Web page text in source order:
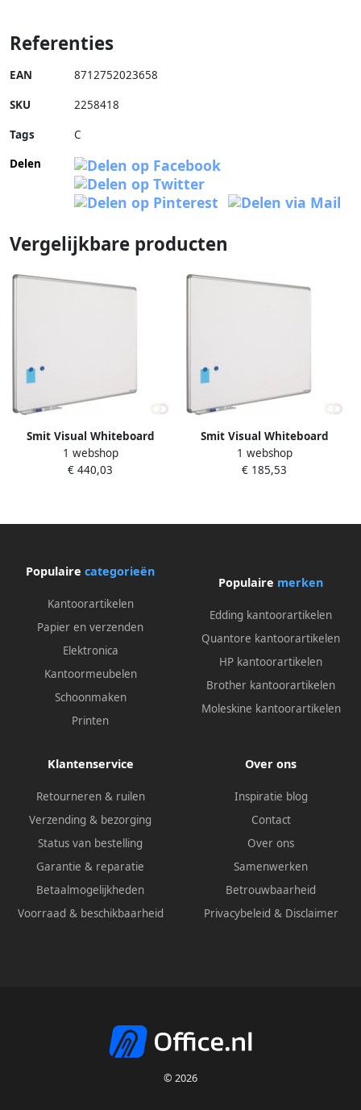
Referenties
EAN 8712752023658
SKU 2258418
Tags
C
Delen
Vergelijkbare producten
Smit Visual Whiteboard
Design profiel 16mm
emailstaal wit 180x120 cm
1 webshop
€ 440,03
Smit Visual Whiteboard
Design profiel 16mm
emailstaal wit 100x100 cm
1 webshop
€ 185,53
Populaire categorieën
Kantoorartikelen
Papier en verzenden
Elektronica
Kantoormeubelen
Schoonmaken
Printen
Populaire merken
Edding kantoorartikelen
Quantore kantoorartikelen
HP kantoorartikelen
Brother kantoorartikelen
Moleskine kantoorartikelen
Klantenservice
Retourneren & ruilen
Verzending & bezorging
Status van bestelling
Garantie & reparatie
Betaalmogelijkheden
Voorraad & beschikbaarheid
Over ons
Inspiratie blog
Contact
Over ons
Samenwerken
Betrouwbaarheid
Privacybeleid & Disclaimer
© 2026